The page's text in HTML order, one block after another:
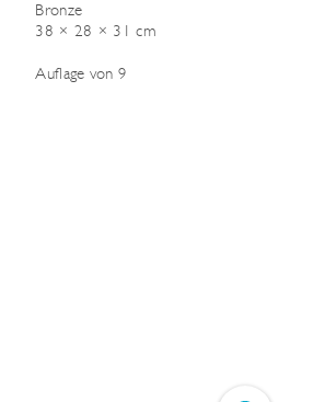
Bronze
38 × 28 × 31 cm
Auflage von 9